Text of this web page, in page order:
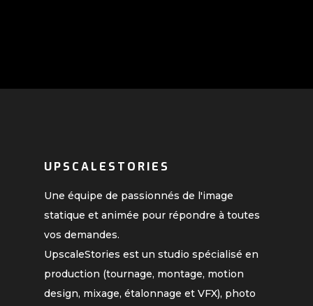
UPSCALESTORIES
Une équipe de passionnés de l'image
statique et animée pour répondre à toutes
vos demandes.
UpscaleStories est un studio spécialisé en
production (tournage, montage, motion
design, mixage, étalonnage et VFX), photo